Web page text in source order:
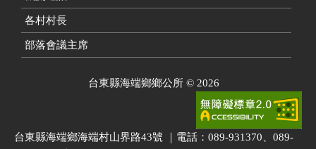
各村村長
部落會議主席
台東縣海端鄉鄉公所 © 2026
台東縣海端鄉海端村山界路43號 ｜電話：089-931370、089-